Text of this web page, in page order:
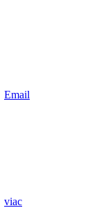
Email
viac